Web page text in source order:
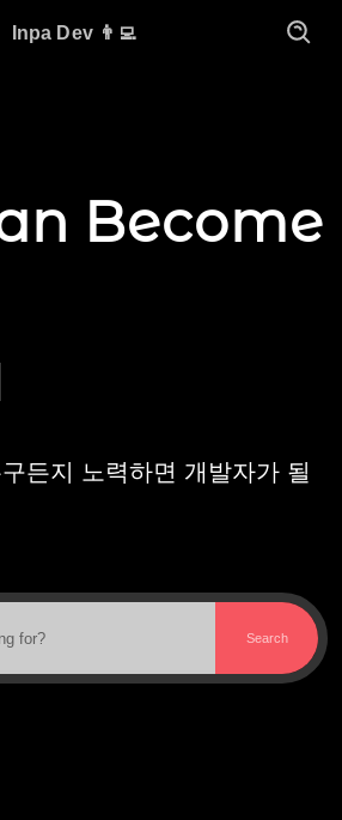
Become
든지 노력하면 개발자가 될
Search
Inpa Dev 👨‍💻